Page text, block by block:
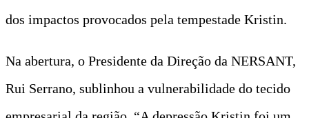
dos impactos provocados pela tempestade Kristin.
Na abertura, o Presidente da Direção da NERSANT,
Rui Serrano, sublinhou a vulnerabilidade do tecido